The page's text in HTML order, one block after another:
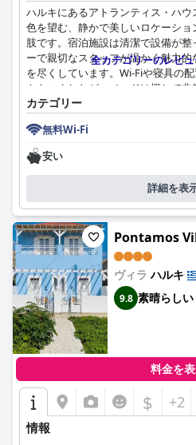
ハルキにあるアトランティス・ハ
色を望む、静かで美しいロケーシ
肢です。宿泊施設は清潔で設備が
ーで親切なスタッフが温かく魅力
を尽くしています。Wi-Fiや寝具の
トもいましたが、ベッドは概して非
です。全体として、アトランティス
部でのリラックスした休暇に、価
ます。
全カテゴリーのレビ
カテゴリー
無料Wi-Fi
安い
詳細を表
Pontamos
ヴィラハルキ
9.8 素晴らしい
料金を
$ +2
情報